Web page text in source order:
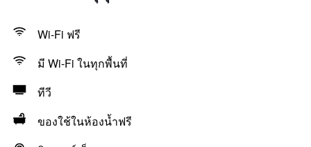
Wi-Fi ฟรี
มี Wi-Fi ในทุกพื้นที่
ทีวี
ของใช้ในห้องน้ำฟรี